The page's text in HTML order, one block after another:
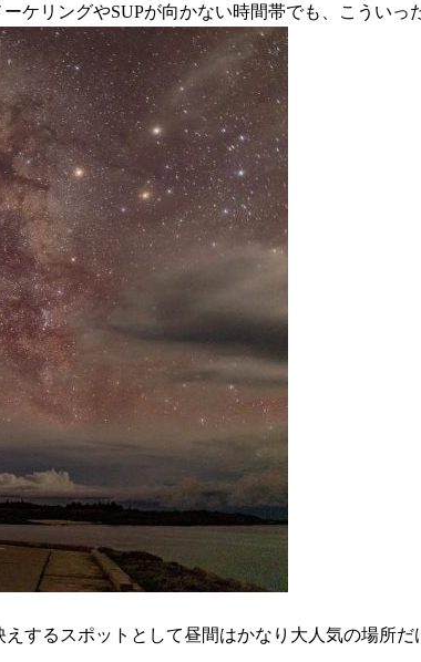
ケリングやSUPが向かない時間帯でも、こういっ
するスポットとして昼間はかなり大人気の場所